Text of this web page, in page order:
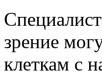
зрение
клеткам с